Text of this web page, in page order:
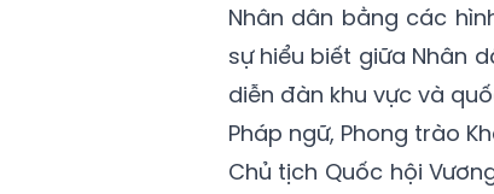
Nhân dân bằng các
sự hiểu biết giữa Nhân
diễn đàn khu vực và
Pháp ngữ, Phong trào
Chủ tịch Quốc hội